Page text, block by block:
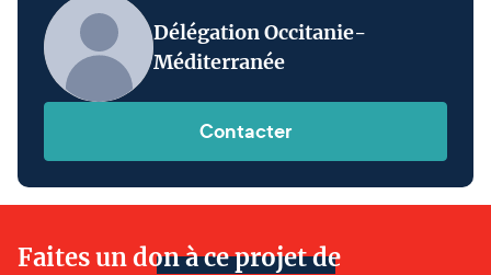
Délégation Occitanie-
Méditerranée
Contacter
Faites un don à ce projet de